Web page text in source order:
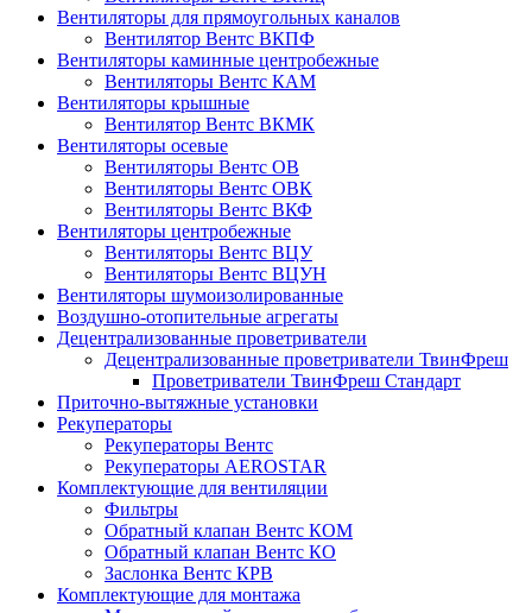
Вентиляторы для прямоугольных каналов
Вентилятор Вентс ВКПФ
Вентиляторы каминные центробежные
Вентиляторы Вентс КАМ
Вентиляторы крышные
Вентилятор Вентс ВКМК
Вентиляторы осевые
Вентиляторы Вентс ОВ
Вентиляторы Вентс ОВК
Вентиляторы Вентс ВКФ
Вентиляторы центробежные
Вентиляторы Вентс ВЦУ
Вентиляторы Вентс ВЦУН
Вентиляторы шумоизолированные
Воздушно-отопительные агрегаты
Децентрализованные проветриватели
Децентрализованные проветриватели ТвинФреш
Проветриватели ТвинФреш Стандарт
Приточно-вытяжные установки
Рекуператоры
Рекуператоры Вентс
Рекуператоры AEROSTAR
Комплектующие для вентиляции
Фильтры
Обратный клапан Вентс КОМ
Обратный клапан Вентс КО
Заслонка Вентс КРВ
Комплектующие для монтажа